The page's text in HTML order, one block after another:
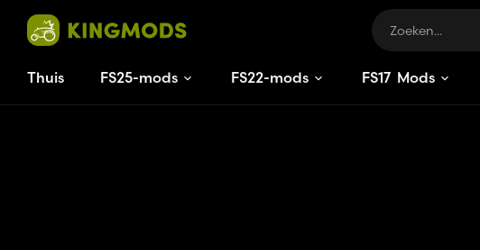
Thuis FS25-mods FS22-mods FS17 Mods